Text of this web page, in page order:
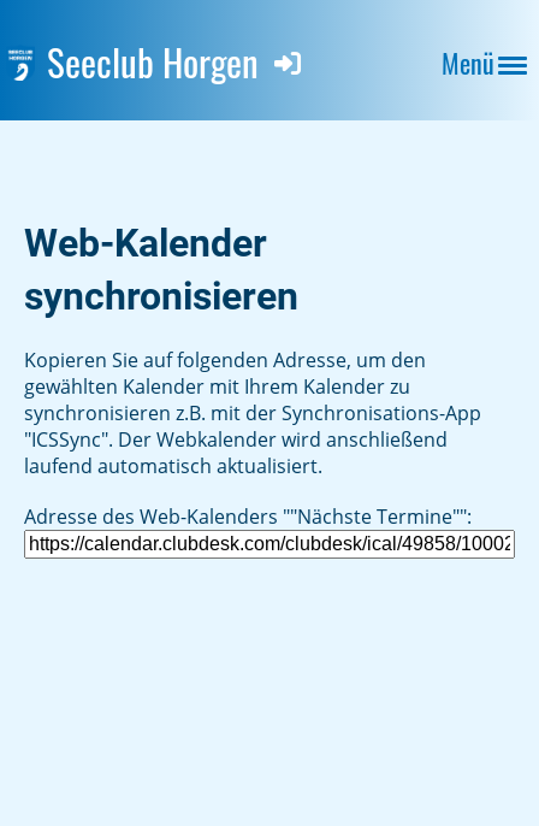
Menü
Seeclub Horgen
Web-Kalender
synchronisieren
Kopieren Sie auf folgenden Adresse, um den
gewählten Kalender mit Ihrem Kalender zu
synchronisieren z.B. mit der Synchronisations-App
"ICSSync". Der Webkalender wird anschließend
laufend automatisch aktualisiert.
Adresse des Web-Kalenders ""Nächste Termine"":